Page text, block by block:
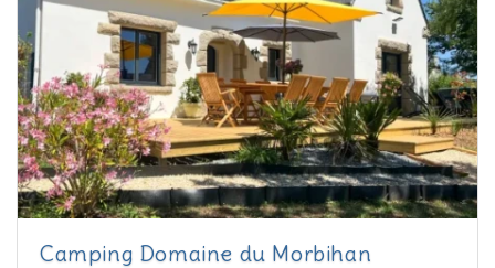
Camping Domaine du Morbihan